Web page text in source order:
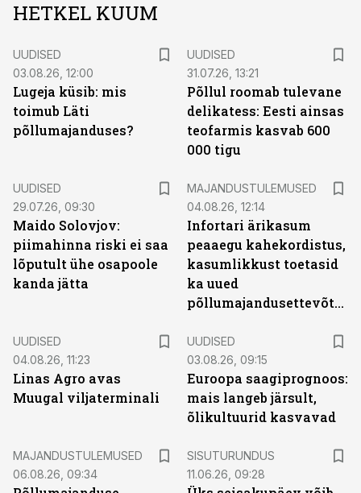
HETKEL KUUM
UUDISED
03.08.26, 12:00
Lugeja küsib: mis
toimub Läti
põllumajanduses?
UUDISED
31.07.26, 13:21
Põllul roomab tulevane
delikatess: Eesti ainsas
teofarmis kasvab 600
000 tigu
UUDISED
29.07.26, 09:30
Maido Solovjov:
piimahinna riski ei saa
lõputult ühe osapoole
kanda jätta
MAJANDUSTULEMUSED
04.08.26, 12:14
Infortari ärikasum
peaaegu kahekordistus,
kasumlikkust toetasid
ka uued
põllumajandusettevõtted
UUDISED
04.08.26, 11:23
Linas Agro avas
Muugal viljaterminali
UUDISED
03.08.26, 09:15
Euroopa saagiprognoos:
mais langeb järsult,
õlikultuurid kasvavad
MAJANDUSTULEMUSED
06.08.26, 09:34
SISUTURUNDUS
11.06.26, 09:28